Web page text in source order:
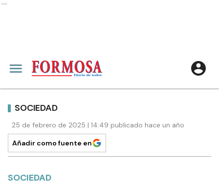
Ads
SOCIEDAD
25 de febrero de 2025 | 14:49 publicado hace un año
Añadir como fuente en
SOCIEDAD